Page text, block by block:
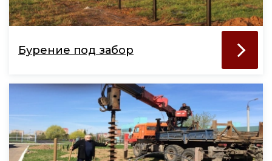
Бурение под забор